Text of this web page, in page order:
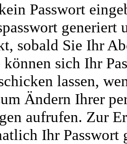
Passwort
generiert
sobald Sie Ihr
können sich Ihr
lassen,
Ändern Ihrer
aufrufen. Zur
Ihr Passwort